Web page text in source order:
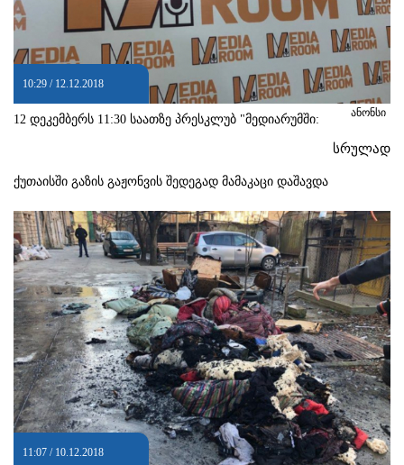
10:29 / 12.12.2018
ანონსი
12 დეკემბერს 11:30 საათზე პრესკლუბ "მედიარუმში:
სრულად
ქუთაისში გაზის გაჟონვის შედეგად მამაკაცი დაშავდა
11:07 / 10.12.2018